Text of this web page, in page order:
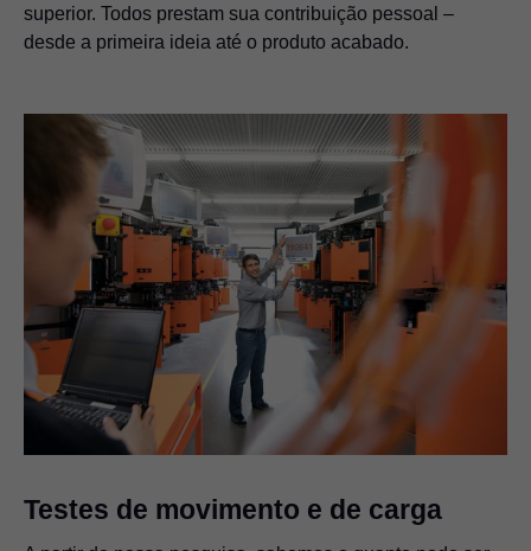
superior. Todos prestam sua contribuição pessoal –
desde a primeira ideia até o produto acabado.
Testes de movimento e de carga